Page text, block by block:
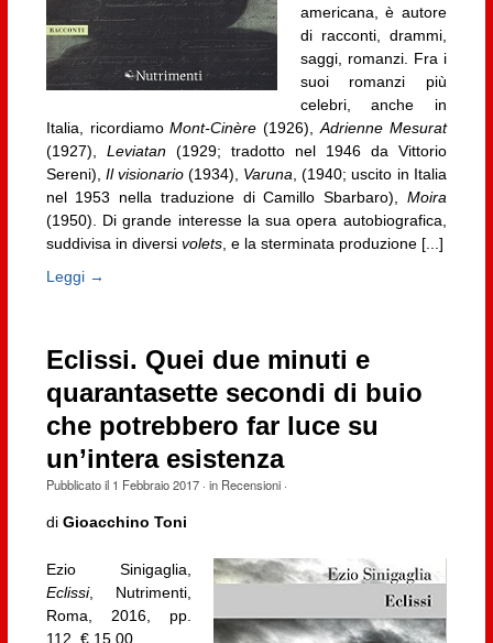
americana, è autore
di racconti, drammi,
saggi, romanzi. Fra i
suoi romanzi più
celebri, anche in
Italia, ricordiamoMont-Cinère (1926),Adrienne Mesurat
(1927), Leviatan(1929; tradotto nel 1946 da Vittorio
Sereni), Il visionario(1934), Varuna, (1940; uscito in Italia
nel 1953 nella traduzione di Camillo Sbarbaro), Moira
(1950). Di grande interesse la sua opera autobiografica,
suddivisa in diversi volets, e la sterminata produzione [...]
Leggi →
Eclissi. Quei due minuti e
quarantasette secondi di buio
che potrebbero far luce su
un’intera esistenza
Pubblicato il 1 Febbraio 2017· in Recensioni·
di Gioacchino Toni
Ezio Sinigaglia,
Eclissi, Nutrimenti,
Roma, 2016, pp.
112, € 15,00